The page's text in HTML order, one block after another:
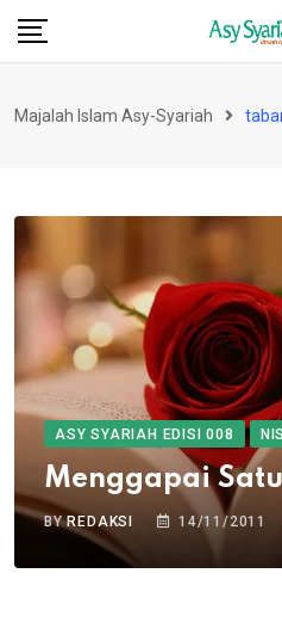
Skip
Majalah Islam Asy-Syariah
ASY SYARIAH EDISI 008
Menggapai
BYREDAKSI 14/11/2011